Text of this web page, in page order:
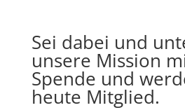
Sei dabei und
unsere Mission
Spende und
heute Mitglied.